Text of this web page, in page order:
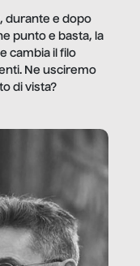
durante e dopo
punto e basta, la
cambia il filo
Ne usciremo
di vista?